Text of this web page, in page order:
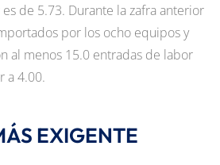
de 5.73. Durante la zafra anterior
por los ocho equipos y
al menos 15.0 entradas de labor
a 4.00.
EXIGENTE